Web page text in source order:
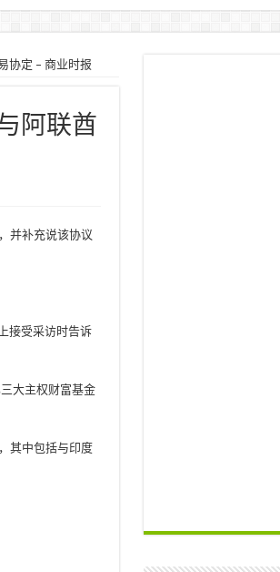
协定 – 商业时报
阿联酋
并补充说该协议
接受采访时告诉
大主权财富基金
其中包括与印度